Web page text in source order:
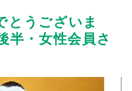
とうございま
半・女性会員さ